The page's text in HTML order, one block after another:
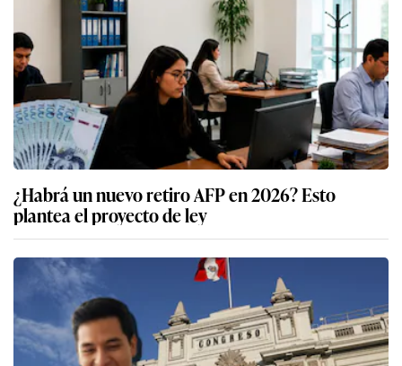
¿Habrá un nuevo retiro AFP en 2026? Esto
plantea el proyecto de ley